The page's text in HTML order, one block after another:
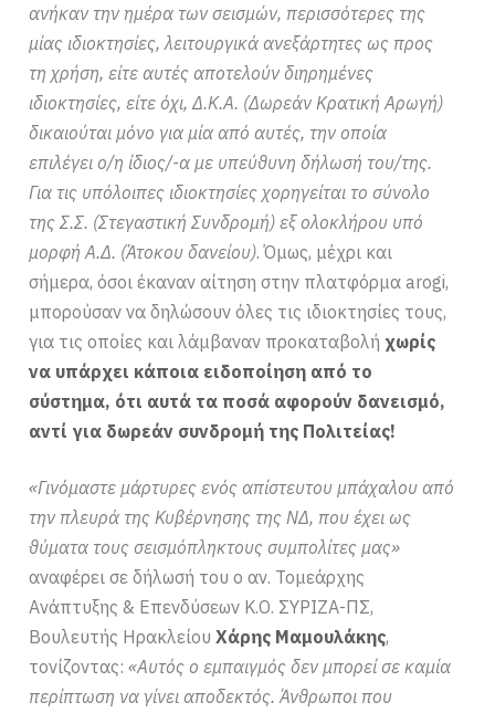
ανήκαν την ημέρα των σεισμών, περισσότερες της
μίας ιδιοκτησίες, λειτουργικά ανεξάρτητες ως προς
τη χρήση, είτε αυτές αποτελούν διηρημένες
ιδιοκτησίες, είτε όχι, Δ.Κ.Α. (Δωρεάν Κρατική Αρωγή)
δικαιούται μόνο για μία από αυτές, την οποία
επιλέγει ο/η ίδιος/-α με υπεύθυνη δήλωσή του/της.
Για τις υπόλοιπες ιδιοκτησίες χορηγείται το σύνολο
της Σ.Σ. (Στεγαστική Συνδρομή) εξ ολοκλήρου υπό
μορφή Α.Δ. (Άτοκου δανείου). Όμως, μέχρι και
σήμερα, όσοι έκαναν αίτηση στην πλατφόρμα arogi,
μπορούσαν να δηλώσουν όλες τις ιδιοκτησίες τους,
για τις οποίες και λάμβαναν προκαταβολή χωρίς
να υπάρχει κάποια ειδοποίηση από το
σύστημα, ότι αυτά τα ποσά αφορούν δανεισμό,
αντί για δωρεάν συνδρομή της Πολιτείας!
«Γινόμαστε μάρτυρες ενός απίστευτου μπάχαλου από
την πλευρά της Κυβέρνησης της ΝΔ, που έχει ως
θύματα τους σεισμόπληκτους συμπολίτες μας»
αναφέρει σε δήλωσή του ο αν. Τομεάρχης
Ανάπτυξης & Επενδύσεων Κ.Ο. ΣΥΡΙΖΑ-ΠΣ,
Βουλευτής ΗρακλείουΧάρης Μαμουλάκης,
τονίζοντας:«Αυτός ο εμπαιγμός δεν μπορεί σε καμία
περίπτωση να γίνει αποδεκτός. Άνθρωποι που